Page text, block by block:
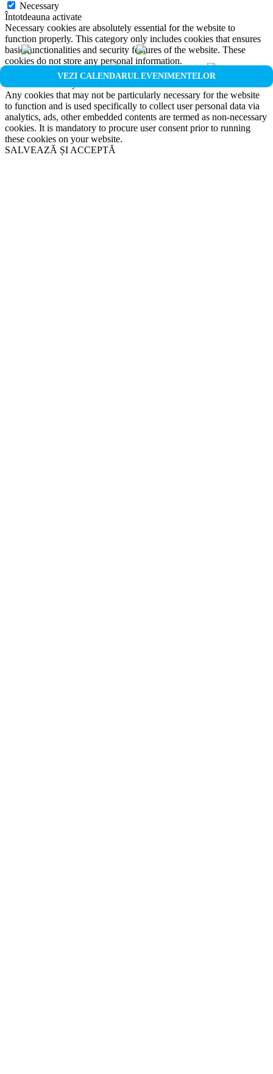
VEZI CALENDARUL EVENIMENTELOR
Necessary
Întotdeauna activate
Necessary cookies are absolutely essential for the website to
function properly. This category only includes cookies that ensures
basic functionalities and security features of the website. These
cookies do not store any personal information.
Non-necessary
Any cookies that may not be particularly necessary for the website
to function and is used specifically to collect user personal data via
analytics, ads, other embedded contents are termed as non-necessary
cookies. It is mandatory to procure user consent prior to running
these cookies on your website.
SALVEAZĂ ȘI ACCEPTĂ